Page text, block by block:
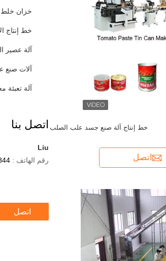
خزان خلط
خط إنتاج
آلة عصير
آلات صنع
آلة تعبئة
اتصل بنا
Liu
رقم الهاتف :
اتصل
خط إنتاج آلة صنع جسد علب الصلب
اتصل